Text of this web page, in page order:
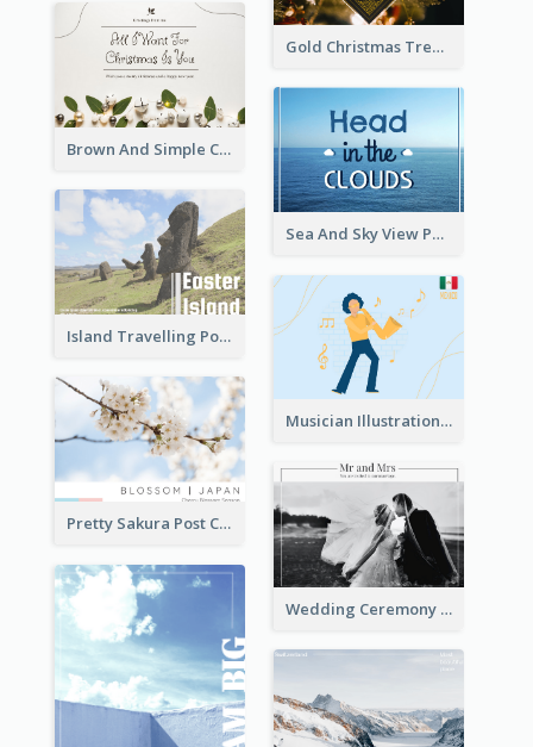
Gold Christmas Tree photo Holiday Celebration Post Card
Brown And Simple Christmas Greetings Post Card
Sea And Sky View Post Card
Island Travelling Post Card
Musician Illustration Post Cards
Pretty Sakura Post Card
Wedding Ceremony Post Cards